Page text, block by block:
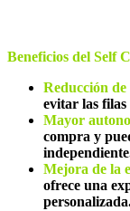
Beneficios del Self
Reducción de
evitar las filas
Mayor
compra y
Mejora de la
ofrece una